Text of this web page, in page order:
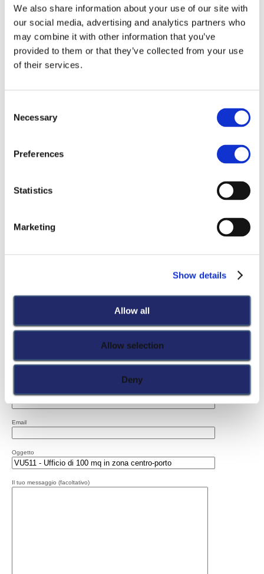
We also share information about your use of our site with
our social media, advertising and analytics partners who
may combine it with other information that you’ve
provided to them or that they’ve collected from your use
of their services.
Selection
Necessary
Preferences
Statistics
Marketing
Show details
Allow all
Allow selection
Deny
Cod.: VU511
Contratto: Vendita
Uso: Commerciale
Superficie: 100mq
Disponibilità: immediata
Arredamento: non arredato
Anno di costruzione: 1965
Centro storico, nei pressi di via Saffi proponiamo in vendita ufficio di
due vani, bagno e ripostiglio. Il locale è in buone condizioni ed è
dotato di aria condizionata caldo/freddo. Classe energetica A1.
Accessori
Paola
Nome e Cognome
Email
Oggetto
Il tuo messaggio (facoltativo)